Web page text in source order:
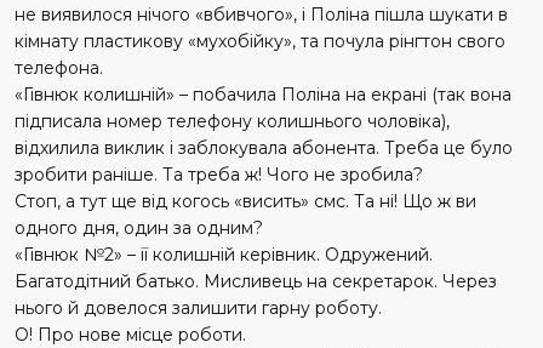
не виявилося нічого «вбивчого», і Поліна пі­шла шукати в
кімнату пластикову «мухобійку», та почула рінгтон свого
телефона.
«Гівнюк колишній» – побачила Поліна на екрані (так вона
підписала номер телефону колишнього чоловіка),
відхилила виклик і заблокувала абонента. Треба це було
зробити раніше. Та треба ж! Чого не зробила?
Стоп, а тут ще від когось «висить» смс. Та ні! Що ж ви
одного дня, один за одним?
«Гівнюк №2» – її колишній керівник. Одружений.
Багатодітний батько. Мисливець на секретарок. Через
нього й довелося залишити гарну роботу.
О! Про нове місце роботи.